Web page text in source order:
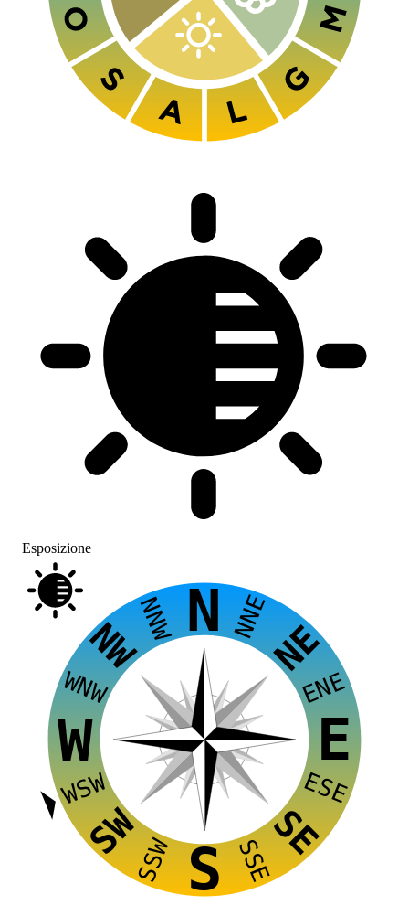
Esposizione
E
W
S
N
NW NE
SE
SW
NNE
ENE
ESE
SSE
SSW
WSW
WNW
NNW